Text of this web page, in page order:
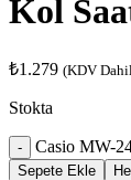
Kol
₺1.279 (KDV
Stokta
Casio MW-
Sepete Ekle